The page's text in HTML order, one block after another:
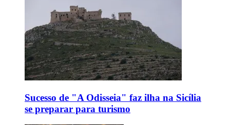
Sucesso de "A Odisseia" faz ilha na Sicília
se preparar para turismo